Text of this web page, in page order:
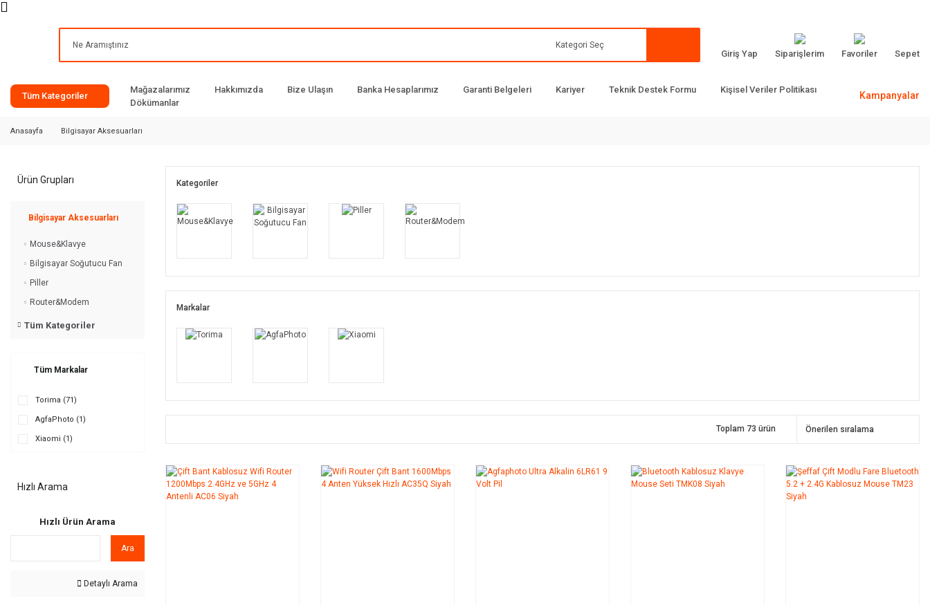
Giriş Yap Siparişlerim Favoriler Sepet
Tüm Kategoriler
Mağazalarımız Hakkımızda Bize Ulaşın Banka Hesaplarımız Garanti Belgeleri Kariyer Teknik Destek Formu
Kişisel Veriler Politikası
Dökümanlar
Kampanyalar
Anasayfa Bilgisayar Aksesuarları
Ürün Grupları
Bilgisayar Aksesuarları
Mouse&Klavye
Bilgisayar Soğutucu Fan
Piller
Router&Modem
Tüm Kategoriler
Tüm Markalar
Torima (71)
AgfaPhoto (1)
Xiaomi (1)
Hızlı Arama
Hızlı Ürün Arama
Ara
Detaylı Arama
Kategoriler
Markalar
Toplam 73 ürün